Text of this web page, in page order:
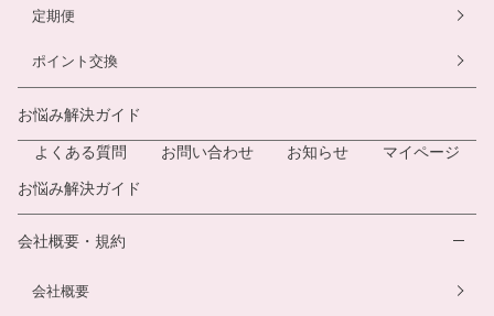
定期便
ポイント交換
お悩み解決ガイド
よくある質問
お問い合わせ お知らせ
マイページ
お悩み解決ガイド
会社概要・規約
会社概要